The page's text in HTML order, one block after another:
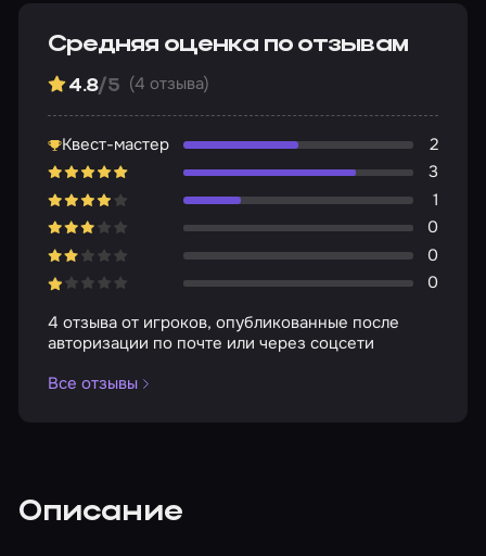
Средняя оценка по отзывам
4.8/5 (4 отзыва)
Квест-мастер
2
3
1
0
0
0
4 отзыва от игроков, опубликованные после
авторизации по почте или через соцсети
Все отзывы
Описание